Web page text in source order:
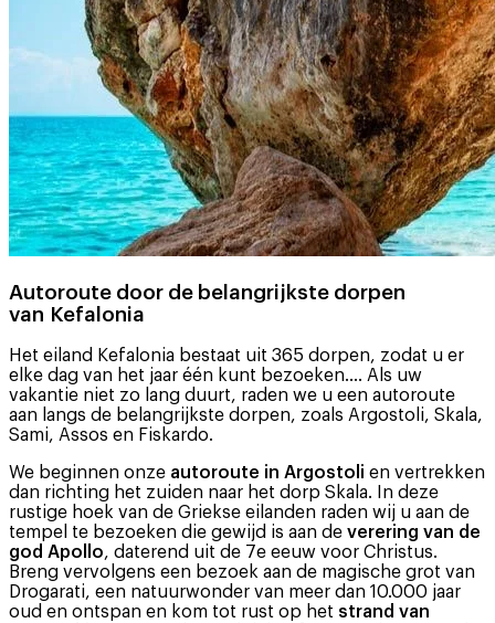
Autoroute door de belangrijkste dorpen
van Kefalonia
Het eiland Kefalonia bestaat uit 365 dorpen, zodat u er
elke dag van het jaar één kunt bezoeken.… Als uw
vakantie niet zo lang duurt, raden we u een autoroute
aan langs de belangrijkste dorpen, zoals Argostoli, Skala,
Sami, Assos en Fiskardo.
We beginnen onze autoroute in Argostoli en vertrekken
dan richting het zuiden naar het dorp Skala. In deze
rustige hoek van de Griekse eilanden raden wij u aan de
tempel te bezoeken die gewijd is aan de verering van de
god Apollo, daterend uit de 7e eeuw voor Christus.
Breng vervolgens een bezoek aan de magische grot van
Drogarati, een natuurwonder van meer dan 10.000 jaar
oud en ontspan en kom tot rust op het strand van